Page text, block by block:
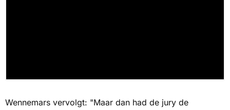
Wennemars vervolgt: "Maar dan had de jury de